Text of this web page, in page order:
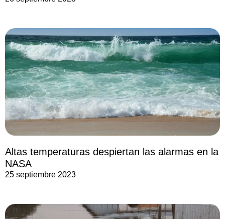
Altas temperaturas despiertan las alarmas en la
NASA
25 septiembre 2023